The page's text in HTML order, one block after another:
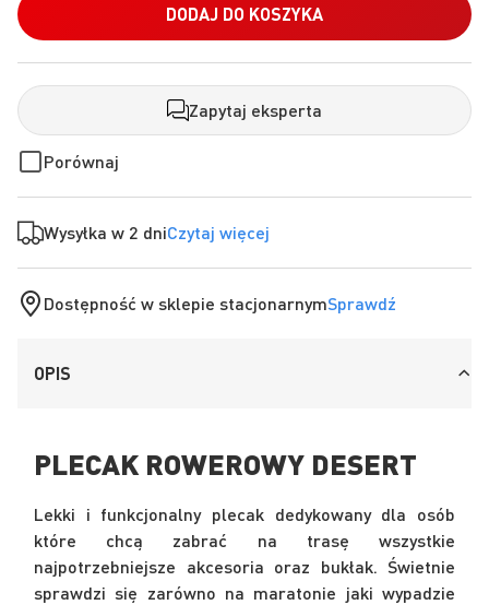
DODAJ DO KOSZYKA
Zapytaj eksperta
Porównaj
Wysyłka w 2 dniCzytaj więcej
Dostępność w sklepie stacjonarnymSprawdź
OPIS
PLECAK ROWEROWY DESERT
Lekki i funkcjonalny plecak dedykowany dla osób
które chcą zabrać na trasę wszystkie
najpotrzebniejsze akcesoria oraz bukłak. Świetnie
sprawdzi się zarówno na maratonie jaki wypadzie